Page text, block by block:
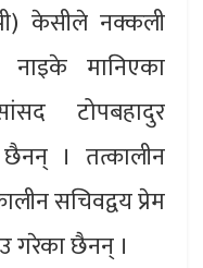
केसीले नक्कली
नाइके मानिएका
टोपबहादुर
छैनन् । तत्कालीन
सचिवद्वय प्रेम
गरेका छैनन् ।